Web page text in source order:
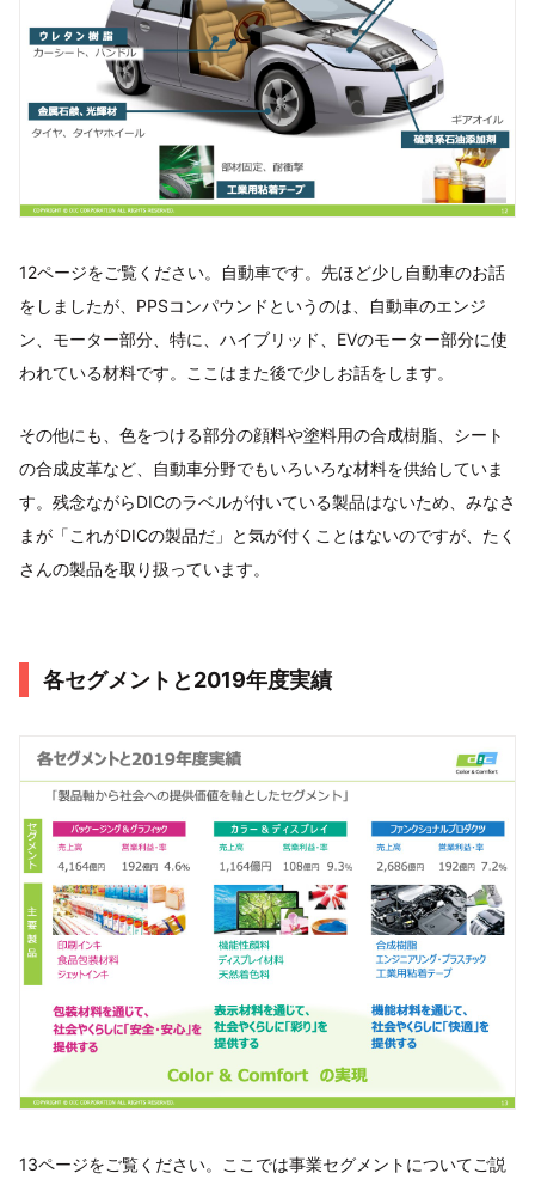
12ページをご覧ください。自動車です。先ほど少し自動車のお話
をしましたが、PPSコンパウンドというのは、自動車のエンジ
ン、モーター部分、特に、ハイブリッド、EVのモーター部分に使
われている材料です。ここはまた後で少しお話をします。
その他にも、色をつける部分の顔料や塗料用の合成樹脂、シート
の合成皮革など、自動車分野でもいろいろな材料を供給していま
す。残念ながらDICのラベルが付いている製品はないため、みなさ
まが「これがDICの製品だ」と気が付くことはないのですが、たく
さんの製品を取り扱っています。
各セグメントと2019年度実績
13ページをご覧ください。ここでは事業セグメントについてご説